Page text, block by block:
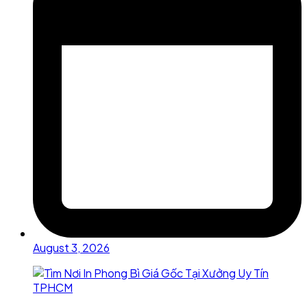
August 3, 2026